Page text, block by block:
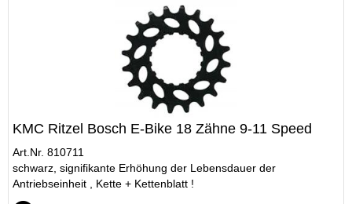
KMC Ritzel Bosch E-Bike 18 Zähne 9-11 Speed
Art.Nr. 810711
schwarz, signifikante Erhöhung der Lebensdauer der
Antriebseinheit , Kette + Kettenblatt !